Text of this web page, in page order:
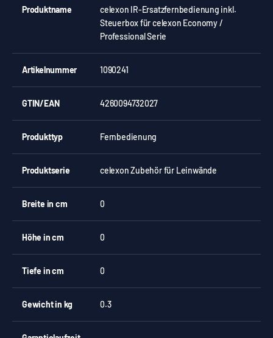
Produktname
celexon IR-Ersatzfernbedienung inkl.
Steuerbox für celexon Economy /
Professional Serie
Artikelnummer 1090241
GTIN/EAN 4260094732027
Produkttyp Fernbedienung
Produktserie celexon Zubehör für Leinwände
Breite in cm 0
Höhe in cm 0
Tiefe in cm 0
Gewicht in kg 0.3